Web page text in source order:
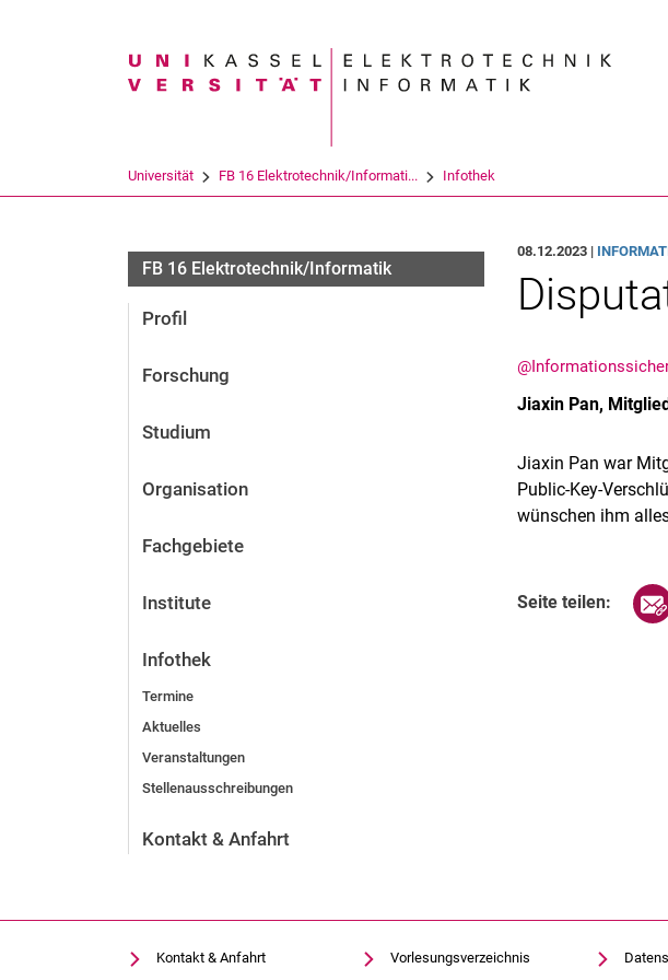
Suchbegriff
Universität FB 16 Elektrotechnik/Informati... Infothek
FB 16 Elektrotechnik/Informatik
Profil
Forschung
Studium
Organisation
Fachgebiete
Institute
Infothek
Termine
Aktuelles
Veranstaltungen
Stellenausschreibungen
Kontakt & Anfahrt
08.12.2023 |
Jiaxin Pan,
Jiaxin Pan war
Public-Key-
wünschen ihm
Seite teilen:
Kontakt & Anfahrt
Vorlesungsverzeichnis